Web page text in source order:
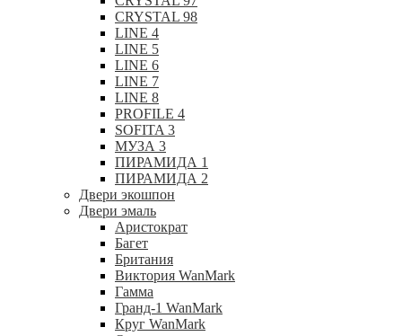
CRYSTAL 98
LINE 4
LINE 5
LINE 6
LINE 7
LINE 8
PROFILE 4
SOFITA 3
МУЗА 3
ПИРАМИДА 1
ПИРАМИДА 2
Двери экошпон
Двери эмаль
Аристократ
Багет
Британия
Виктория WanMark
Гамма
Гранд-1 WanMark
Круг WanMark